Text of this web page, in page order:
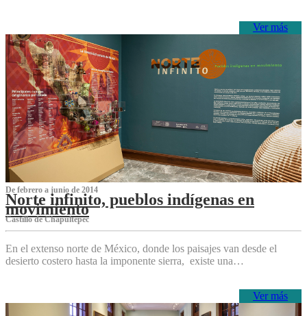
Ver más
De febrero a junio de 2014
Norte infinito, pueblos indígenas en
movimiento
Castillo de Chapultepec
En el extenso norte de México, donde los paisajes van desde el
desierto costero hasta la imponente sierra, existe una…
Ver más